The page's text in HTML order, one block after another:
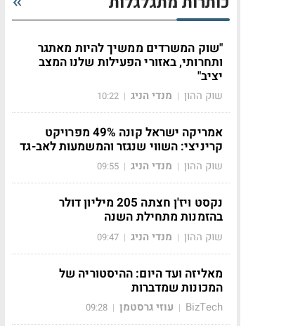
"שוק המשרדים ממשיך להיות מאתגר
ותחרותי, באזורי הפעילות שלנו המצב
יציב"
שוק ההון | מנדי הניג |
10:22
אמריקה ישראל קונה 49% מפרויקט
קריניצי: השווי שנגזר והמשמעות לאב-גד
שוק ההון | מנדי הניג |
09:55
נקסט ויז'ן חצתה 205 מיליון דולר
בהזמנות מתחילת השנה
שוק ההון | מנדי הניג |
09:47
מאליזה ועד היום: ההיסטוריה של
המכונות שמדברות
BizTech
| עוזי גרסטמן |
09:28